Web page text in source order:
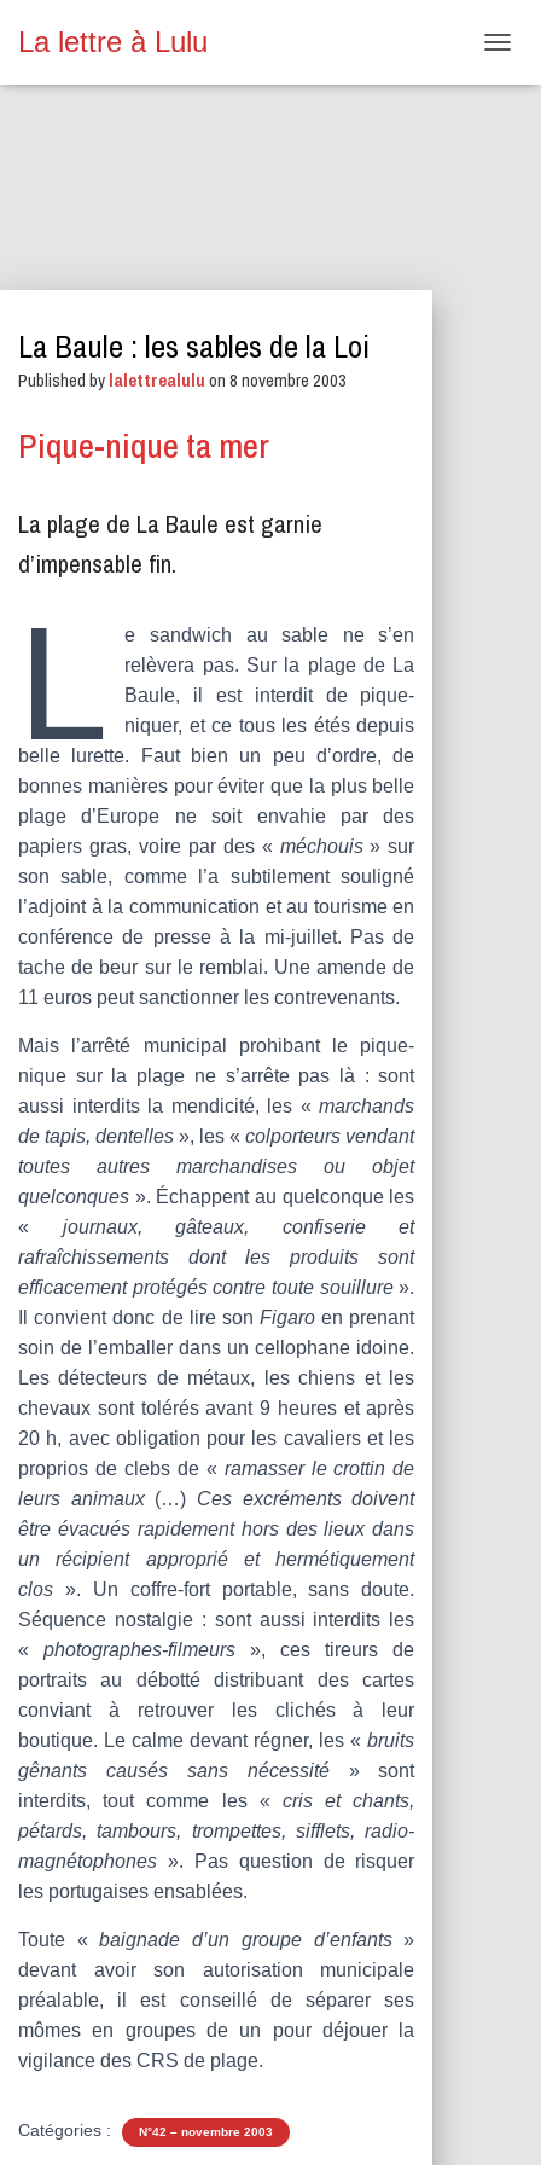
La lettre à Lulu
U
La Baule : les sables de la Loi
Published bylalettrealuluon8 novembre 2003
Pique-nique ta mer
La plage de La Baule est garnie
d’impensable fin.
L
e sandwich au sable ne s’en
relèvera pas. Sur la plage de La
Baule, il est interdit de pique-
niquer, et ce tous les étés depuis
belle lurette. Faut bien un peu d’ordre, de
bonnes manières pour éviter que la plus belle
plage d’Europe ne soit envahie par des
papiers gras, voire par des « méchouis» sur
son sable, comme l’a subtilement souligné
l’adjoint à la communication et au tourisme en
conférence de presse à la mi-juillet. Pas de
tache de beur sur le remblai. Une amende de
11 euros peut sanctionner les contrevenants.
Mais l’arrêté municipal prohibant le pique-
nique sur la plage ne s’arrête pas là : sont
aussi interdits la mendicité, les «marchands
de tapis, dentelles », les «colporteurs vendant
toutes autres marchandises ou objet
quelconques ». Échappent au quelconque les
« journaux, gâteaux, confiserie et
rafraîchissements dont les produits sont
efficacement protégés contre toute souillure».
Il convient donc de lire sonFigaro en prenant
soin de l’emballer dans un cellophane idoine.
Les détecteurs de métaux, les chiens et les
chevaux sont tolérés avant 9 heures et après
20 h, avec obligation pour les cavaliers et les
proprios de clebs de « ramasser le crottin de
leurs animaux(…) Ces excréments doivent
être évacués rapidement hors des lieux dans
un récipient approprié et hermétiquement
clos ». Un coffre-fort portable, sans doute.
Séquence nostalgie : sont aussi interdits les
«photographes-filmeurs », ces tireurs de
portraits au débotté distribuant des cartes
conviant à retrouver les clichés à leur
boutique. Le calme devant régner, les «bruits
gênants causés sans nécessité» sont
interdits, tout comme les « cris et chants,
pétards, tambours, trompettes, sifflets, radio-
magnétophones ». Pas question de risquer
les portugaises ensablées.
Toute «baignade d’un groupe d’enfants»
devant avoir son autorisation municipale
préalable, il est conseillé de séparer ses
mômes en groupes de un pour déjouer la
vigilance des CRS de plage.
Catégories : N°42 – novembre 2003